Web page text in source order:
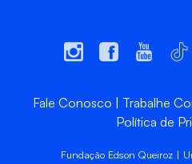
Fale Conosco Trabalhe
Política de
Fundação Edson Queiroz |